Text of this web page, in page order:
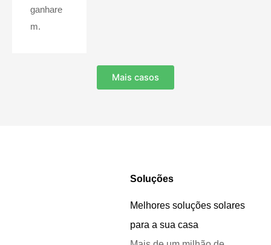
ganhare
m.
Mais casos
Soluções
Melhores soluções solares
para a sua casa